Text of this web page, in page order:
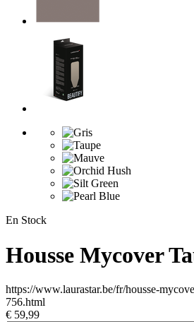
En Stock
Housse Mycover
https://www.laurastar.be/fr/housse-
756.html
€ 59,99